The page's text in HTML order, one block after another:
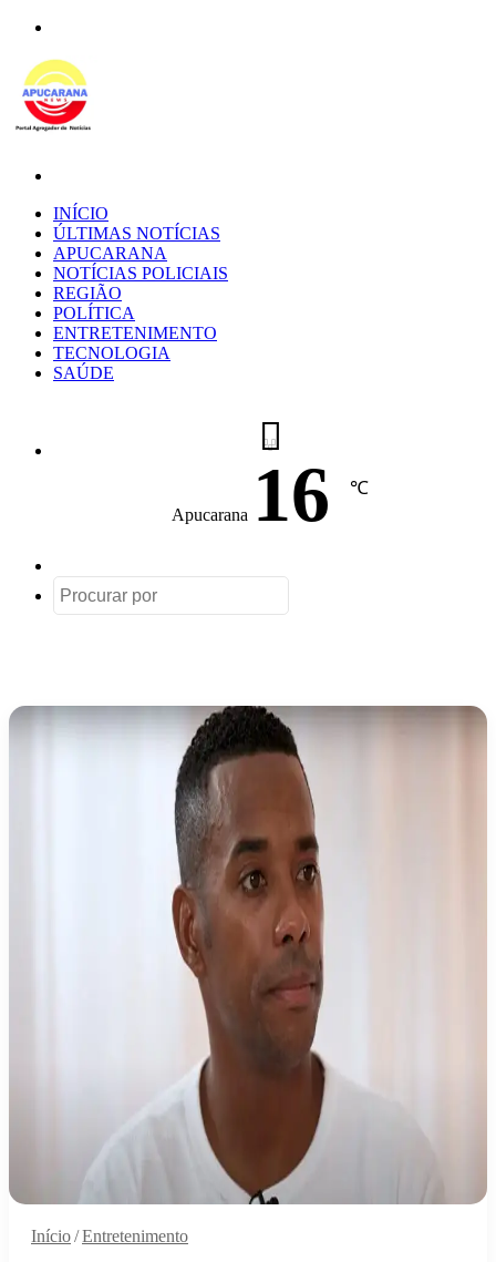
INÍCIO
ÚLTIMAS NOTÍCIAS
APUCARANA
NOTÍCIAS POLICIAIS
REGIÃO
POLÍTICA
ENTRETENIMENTO
TECNOLOGIA
SAÚDE
Apucarana 16 ℃
aleatório
Início/Entretenimento